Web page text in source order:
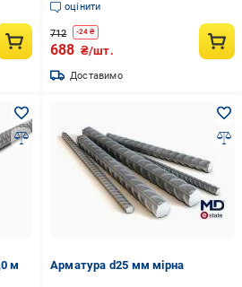
оцінити
712 -24 ₴
688 ₴/шт.
Доставимо
м
Арматура d25 мм мірна